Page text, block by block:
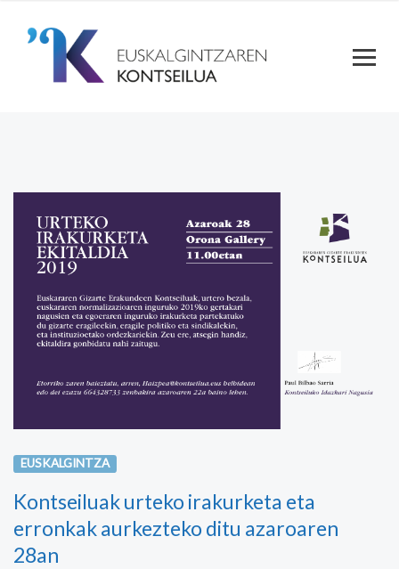
EUSKALGINTZA
Kontseiluak urteko irakurketa eta
erronkak aurkezteko ditu azaroaren
28an